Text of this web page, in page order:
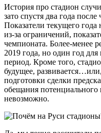
История про стадион
зато спустя два года
Показатели текущего
из-за ограничений,
чемпионата. Более-менее
2019 года, но один год
период. Кроме того,
будущее,
подготовки сделки
обещания потенциального
невозможно.